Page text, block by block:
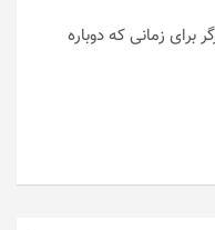
برای زمانی که دوباره